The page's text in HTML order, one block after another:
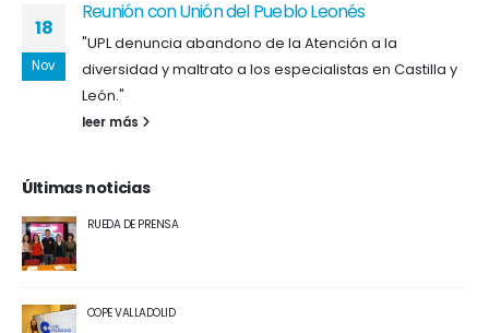
18
Nov
Reunión con Unión del Pueblo Leonés
"UPL denuncia abandono de la Atención a la
diversidad y maltrato a los especialistas en Castilla y
León."
leer más
Últimas noticias
RUEDA DE PRENSA
COPE VALLADOLID